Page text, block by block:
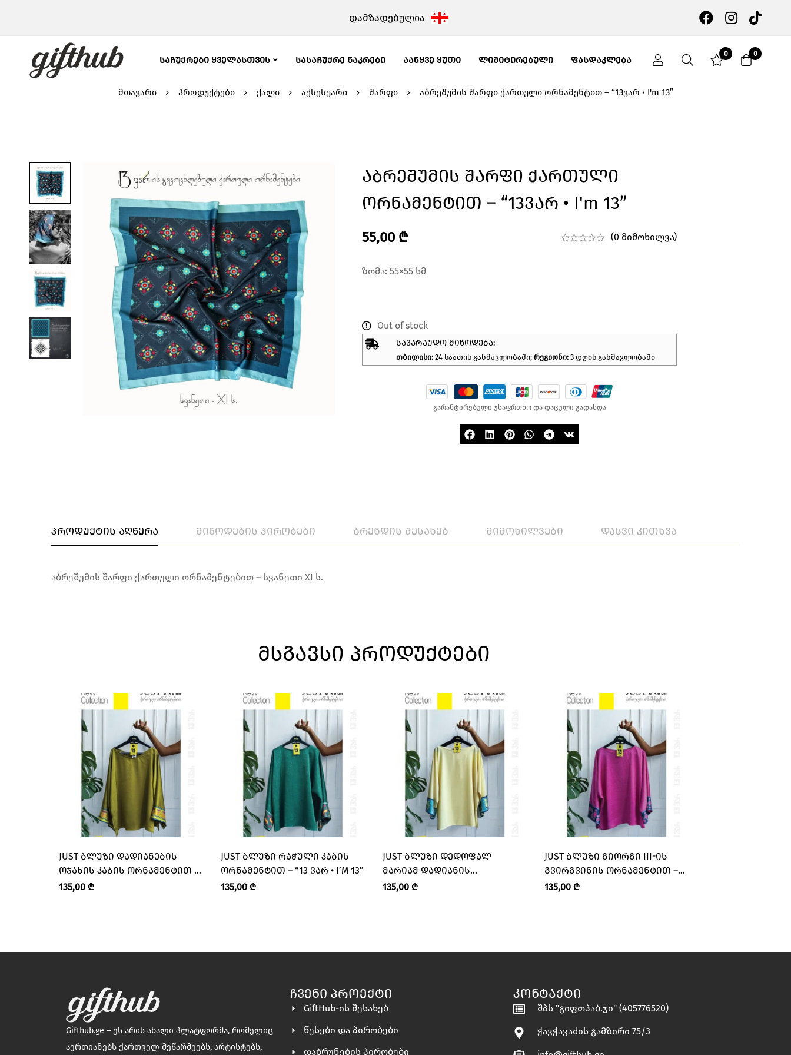
დამზადებულია
ᲡᲐᲩᲣᲥᲠᲔᲑᲘ ᲧᲕᲔᲚᲐᲡᲗᲕᲘᲡ ᲡᲐᲡᲐᲩᲣᲥᲠᲔ ᲜᲐᲙᲠᲔᲑᲘ ᲐᲐᲬᲧᲕᲔ ᲧᲣᲗᲘ ᲚᲘᲛᲘᲢᲘᲠᲔᲑᲣᲚᲘ ᲤᲐᲡᲓᲐᲙᲚᲔᲑᲐ
0 0
მთავარი პროდუქტები ქალი აქსესუარი შარფი აბრეშუმის შარფი ქართული ორნამენტით – “13ვარ • I'm 13”
Აბრეშუმის Შარფი Ქართული
Ორნამენტით – “13ვარ • I'm 13”
55,00 ₾ (0 მიმოხილვა)
ზომა: 55×55 სმ
Out of stock
ᲡᲐᲕᲐᲠᲐᲣᲓᲝ ᲛᲘᲬᲝᲓᲔᲑᲐ:
თბილისი: 24 საათის განმავლობაში; რეგიონი: 3 დღის განმავლობაში
გარანტირებული უსაფრთხო და დაცული გადახდა
პროდუქტის აღწერა მიწოდების პირობები ბრენდის შესახებ მიმოხილვები დასვი კითხვა
აბრეშუმის შარფი ქართული ორნამენტებით – სვანეთი XI ს.
ᲛᲡᲒᲐᲕᲡᲘ ᲞᲠᲝᲓᲣᲥᲢᲔᲑᲘ
JUST ᲑᲚᲣᲖᲘ ᲓᲐᲓᲘᲐᲜᲔᲑᲘᲡ
ᲝᲯᲐᲮᲘᲡ ᲙᲐᲑᲘᲡ ᲝᲠᲜᲐᲛᲔᲜᲢᲘᲗ –
“13 ᲕᲐᲠ • I’M 13”
135,00 ₾
JUST ᲑᲚᲣᲖᲘ ᲠᲐᲭᲣᲚᲘ ᲙᲐᲑᲘᲡ
ᲝᲠᲜᲐᲛᲔᲜᲢᲘᲗ – “13 ᲕᲐᲠ • I’M 13”
135,00 ₾
JUST ᲑᲚᲣᲖᲘ ᲓᲔᲓᲝᲤᲐᲚ
ᲛᲐᲠᲘᲐᲛ ᲓᲐᲓᲘᲐᲜᲘᲡ
ᲛᲝᲡᲐᲡᲮᲐᲛᲘᲡ ᲝᲠᲜᲐᲛᲔᲜᲢᲔᲑᲘᲗ
135,00 ₾
JUST ᲑᲚᲣᲖᲘ ᲒᲘᲝᲠᲒᲘ III-ᲘᲡ
ᲒᲕᲘᲠᲒᲕᲘᲜᲘᲡ ᲝᲠᲜᲐᲛᲔᲜᲢᲘᲗ –
“13 ᲕᲐᲠ • I’M 13”
135,00 ₾
Gifthub.ge – ეს არის ახალი პლატფორმა, რომელიც
აერთიანებს ქართველ მეწარმეებს, არტისტებს,
ᲩᲕᲔᲜᲘ ᲞᲠᲝᲔᲥᲢᲘ
GiftHub-ის შესახებ
წესები და პირობები
დაბრუნების პირობები
ᲙᲝᲜᲢᲐᲥᲢᲘ
შპს "გიფთჰაბ.ჯი" (405776520)
ჭავჭავაძის გამზირი 75/3